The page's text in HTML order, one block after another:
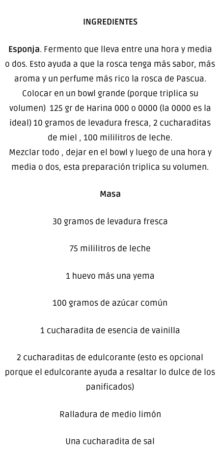
INGREDIENTES
Esponja. Fermento que lleva entre una hora y media
o dos. Esto ayuda a que la rosca tenga más sabor, más
aroma y un perfume más rico la rosca de Pascua.
Colocar en un bowl grande (porque triplica su
volumen) 125 gr de Harina 000 o 0000 (la 0000 es la
ideal) 10 gramos de levadura fresca, 2 cucharaditas
de miel , 100 mililitros de leche.
Mezclar todo , dejar en el bowl y luego de una hora y
media o dos, esta preparación triplica su volumen.
Masa
30 gramos de levadura fresca
75 mililitros de leche
1 huevo más una yema
100 gramos de azúcar común
1 cucharadita de esencia de vainilla
2 cucharaditas de edulcorante (esto es opcional
porque el edulcorante ayuda a resaltar lo dulce de los
panificados)
Ralladura de medio limón
Una cucharadita de sal